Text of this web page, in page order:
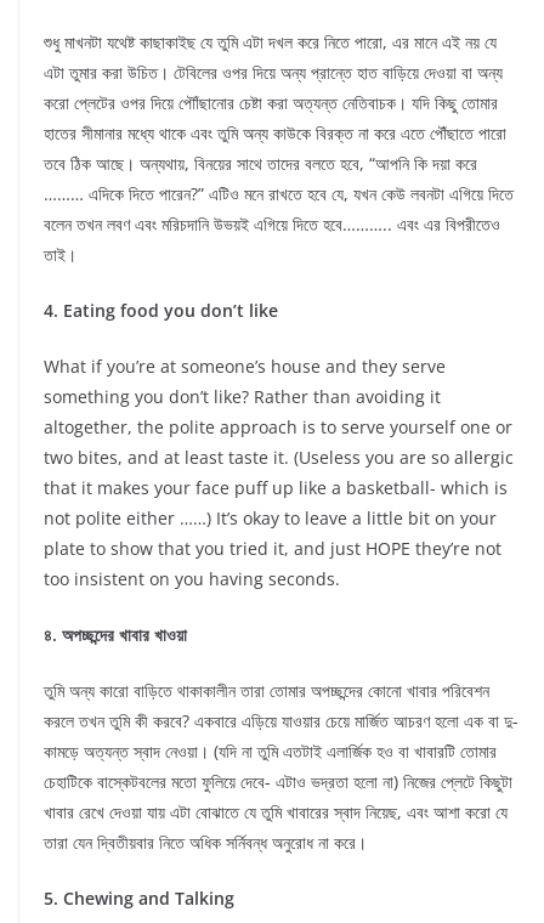
শুধু মাখনটা যথেষ্ট কাছাকাইছ যে তুমি এটা দখল করে নিতে পারো, এর মানে এই নয় যে
এটা তুমার করা উচিত। টেবিলের ওপর দিয়ে অন্য প্রান্তে হাত বাড়িয়ে দেওয়া বা অন্য
করো প্লেটের ওপর দিয়ে পৌাঁছানোর চেষ্টা করা অত্যন্ত নেতিবাচক। যদি কিছু তোমার
হাতের সীমানার মধ্যে থাকে এবং তুমি অন্য কাউকে বিরক্ত না করে এতে পৌঁছাতে পারো
তবে ঠিক আছে। অন্যথায়, বিনয়ের সাথে তাদের বলতে হবে, “আপনি কি দয়া করে
……… এদিকে দিতে পারেন?” এটিও মনে রাখতে হবে যে, যখন কেউ লবনটা এগিয়ে দিতে
বলেন তখন লবণ এবং মরিচদানি উভয়ই এগিয়ে দিতে হবে……….. এবং এর বিপরীতেও
তাই।
4. Eating food you don’t like
What if you’re at someone’s house and they serve
something you don’t like? Rather than avoiding it
altogether, the polite approach is to serve yourself one or
two bites, and at least taste it. (Useless you are so allergic
that it makes your face puff up like a basketball- which is
not polite either ……) It’s okay to leave a little bit on your
plate to show that you tried it, and just HOPE they’re not
too insistent on you having seconds.
৪. অপচ্ছন্দের খাবার খাওয়া
তুমি অন্য কারো বাড়িতে থাকাকালীন তারা তোমার অপচ্ছন্দের কোনো খাবার পরিবেশন
করলে তখন তুমি কী করবে? একবারে এড়িয়ে যাওয়ার চেয়ে মার্জিত আচরণ হলো এক বা দু-
কামড়ে অত্যন্ত স্বাদ নেওয়া। (যদি না তুমি এতটাই এলার্জিক হও বা খাবারটি তোমার
চেহাটিকে বাস্কেটবলের মতো ফুলিয়ে দেবে- এটাও ভদ্রতা হলো না) নিজের প্লেটে কিছুটা
খাবার রেখে দেওয়া যায় এটা বোঝাতে যে তুমি খাবারের স্বাদ নিয়েছ, এবং আশা করো যে
তারা যেন দ্বিতীয়বার নিতে অধিক সর্নিবন্ধ অনুরোধ না করে।
5. Chewing and Talking